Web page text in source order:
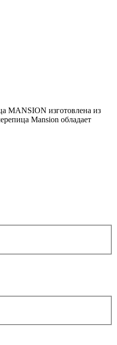
MANSION изготовлена из
Mansion обладает